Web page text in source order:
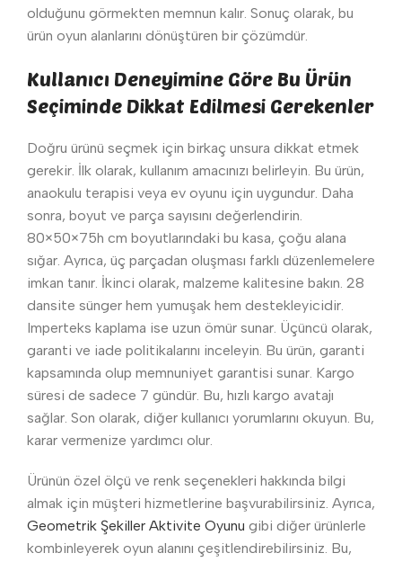
olduğunu görmekten memnun kalır. Sonuç olarak, bu
ürün oyun alanlarını dönüştüren bir çözümdür.
Kullanıcı Deneyimine Göre Bu Ürün
Seçiminde Dikkat Edilmesi Gerekenler
Doğru ürünü seçmek için birkaç unsura dikkat etmek
gerekir. İlk olarak, kullanım amacınızı belirleyin. Bu ürün,
anaokulu terapisi veya ev oyunu için uygundur. Daha
sonra, boyut ve parça sayısını değerlendirin.
80×50×75h cm boyutlarındaki bu kasa, çoğu alana
sığar. Ayrıca, üç parçadan oluşması farklı düzenlemelere
imkan tanır. İkinci olarak, malzeme kalitesine bakın. 28
dansite sünger hem yumuşak hem destekleyicidir.
Imperteks kaplama ise uzun ömür sunar. Üçüncü olarak,
garanti ve iade politikalarını inceleyin. Bu ürün, garanti
kapsamında olup memnuniyet garantisi sunar. Kargo
süresi de sadece 7 gündür. Bu, hızlı kargo avatajı
sağlar. Son olarak, diğer kullanıcı yorumlarını okuyun. Bu,
karar vermenize yardımcı olur.
Ürünün özel ölçü ve renk seçenekleri hakkında bilgi
almak için müşteri hizmetlerine başvurabilirsiniz. Ayrıca,
Geometrik Şekiller Aktivite Oyunu gibi diğer ürünlerle
kombinleyerek oyun alanını çeşitlendirebilirsiniz. Bu,